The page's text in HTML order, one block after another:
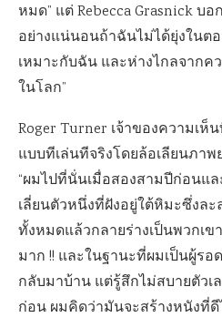
หมด” แต่ Rebecca Grasnick บ
อย่างแน่นอนถ้าฉันไม่ได้ยุ่งในต
เหมาะกับฉัน และห่างไกลจาก
ในโลก”
Roger Turner เจ้าของความเ
แบบทีเล่นทีจริงโดยล้อเลียนภาพ
“ผมไปที่นั่นเมื่อสองสามปีก่อนแ
เลี่ยนตัวหนึ่งที่ฝังอยู่ใต้หิมะซึ่งล
ทั้งหมดแล้วกลายร่างเป็นพวกเ
มาก !! และในฐานะที่ผมเป็นผู้รอ
กลับมาบ้าน แต่รู้สึกไม่สบายตัวเ
ก่อน ผมคิดว่ามันจะสร้างหนังที่ดี